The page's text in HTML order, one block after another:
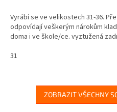
Vyrábí se ve velikostech 31-36.
odpovídají veškerým nárokům
doma i ve škole/ce. vyztužená
31
ZOBRAZIT VŠECHNY